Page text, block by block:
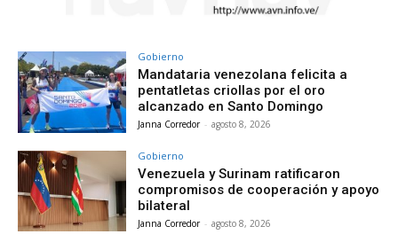
Gobierno
Mandataria venezolana felicita a
pentatletas criollas por el oro
alcanzado en Santo Domingo
Janna Corredor - agosto 8, 2026
Gobierno
Venezuela y Surinam ratificaron
compromisos de cooperación y apoyo
bilateral
Janna Corredor - agosto 8, 2026